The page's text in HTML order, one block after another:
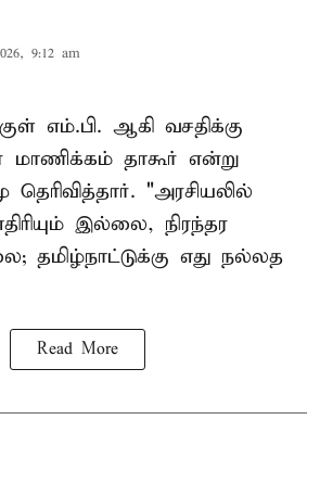
9:12 am
எம்.பி. ஆகி வசதிக்கு
மாணிக்கம் தாகூர் என்று
"அரசியலில்
இல்லை, நிரந்தர
எது நல்லத
Read More